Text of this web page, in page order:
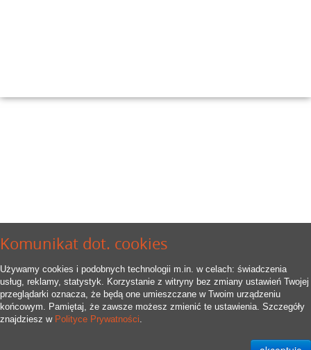
Komunikat dot. cookies
Używamy cookies i podobnych technologii m.in. w celach: świadczenia
usług, reklamy, statystyk. Korzystanie z witryny bez zmiany ustawień Twojej
przeglądarki oznacza, że będą one umieszczane w Twoim urządzeniu
końcowym. Pamiętaj, że zawsze możesz zmienić te ustawienia. Szczegóły
znajdziesz w Polityce Prywatności.